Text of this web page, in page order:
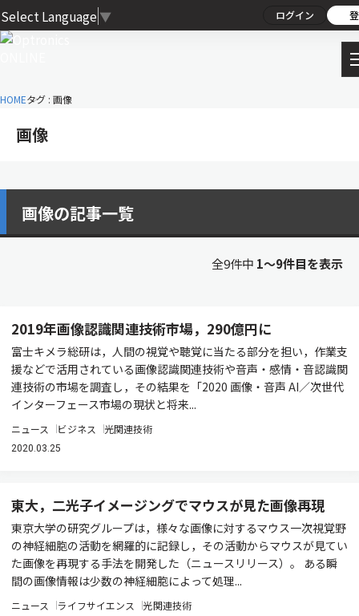
Select Language ▼ ログイン
HOMEタグ : 画像
画像
画像の記事一覧
全9件中 1〜9件目を表示
2019年画像認識関連技術市場，290億円に
富士キメラ総研は，人間の視覚や聴覚に当たる部分を担い，作業支
援などで活用されている画像認識関連技術や音声・感情・音認識関
連技術の市場を調査し，その結果を「2020 画像・音声 AI／次世代
インターフェース市場の現状と将来...
ニュース ビジネス 光関連技術
2020.03.25
東大，二光子イメージングでマウスが見た画像再現
東京大学の研究グループは，様々な画像に対するマウス一次視覚野
の神経細胞の活動を網羅的に記録し，その活動からマウスが見てい
た画像を再現する手法を開発した（ニュースリリース）。 ある瞬
間の画像情報は少数の神経細胞によって処理...
ニュース ライフサイエンス 光関連技術